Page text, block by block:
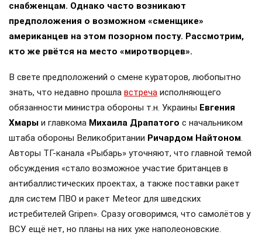
снабженцам. Однако часто возникают
предположения о возможном «сменщике»
американцев на этом позорном посту. Рассмотрим,
кто же рвётся на место «миротворцев».
В свете предположений о смене кураторов, любопытно
знать, что недавно прошла встреча исполняющего
обязанности министра обороны т.н. Украины Евгения
Хмары и главкома Михаила Драпатого с начальником
штаба обороны Великобритании Ричардом Найтоном.
Авторы ТГ-канала «Рыбарь» уточняют, что главной темой
обсуждения «стало возможное участие британцев в
антибаллистических проектах, а также поставки ракет
для систем ПВО и ракет Meteor для шведских
истребителей Gripen». Сразу оговоримся, что самолётов у
ВСУ ещё нет, но планы на них уже наполеоновские.